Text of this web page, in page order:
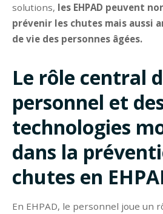
solutions, les EHPAD peuvent
prévenir les chutes mais aussi
de vie des personnes âgées.
Le rôle central
personnel et
technologies
dans la
chutes en
En EHPAD, le personnel joue un